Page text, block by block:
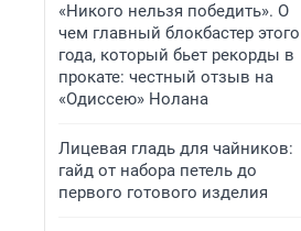
«Никого нельзя победить». О
чем главный блокбастер этого
года, который бьет рекорды в
прокате: честный отзыв на
«Одиссею» Нолана
Лицевая гладь для чайников:
гайд от набора петель до
первого готового изделия